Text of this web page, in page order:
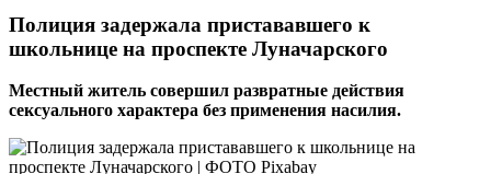
Полиция задержала пристававшего к
школьнице на проспекте Луначарского
Местный житель совершил развратные действия
сексуального характера без применения насилия.